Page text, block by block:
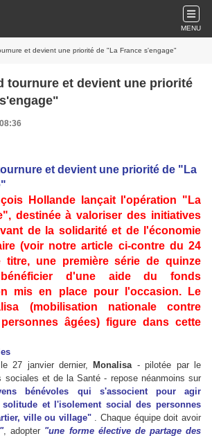
MENU
et devient une priorité de "La France s'engage"
tournure et devient une priorité
et devient une priorité de "La
Hollande lançait l'opération "La
destinée à valoriser des initiatives
de la solidarité et de l'économie
(voir notre article ci-contre du 24
titre, une première série de quinze
d'une aide du fonds
mis en place pour l'occasion. Le
(mobilisation nationale contre
âgées) figure dans cette
27 janvier dernier,
Monalisa- pilotée par le
sociales et de la Santé - repose néanmoins sur
bénévoles qui s'associent pour agir
et l'isolement social des personnes
ville ou village". Chaque équipe doit avoir
, adopter "une forme élective de partage des